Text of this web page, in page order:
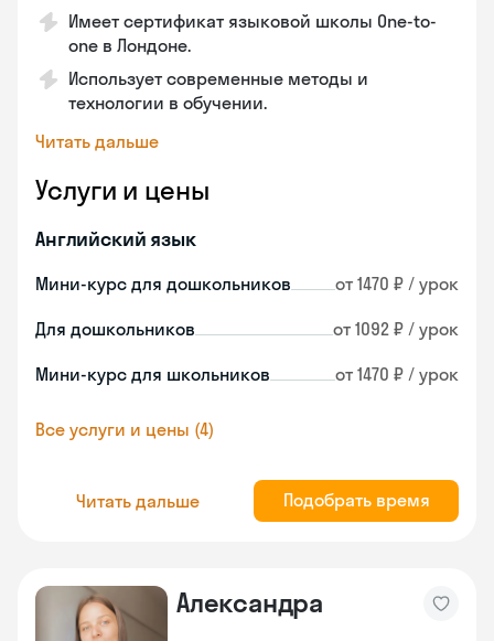
Имеет сертификат языковой школы One-to-
one в Лондоне.
Использует современные методы и
технологии в обучении.
Читать дальше
Услуги и цены
Английский язык
Мини-курс для дошкольников от 1470 ₽ / урок
Для дошкольников от 1092 ₽ / урок
Мини-курс для школьников от 1470 ₽ / урок
Все услуги и цены (4)
Читать дальше Подобрать время
Александра